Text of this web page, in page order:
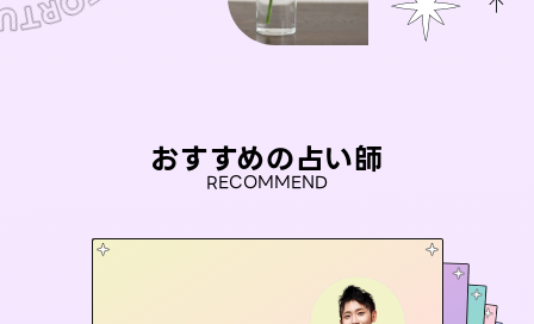
おすすめの占い師
RECOMMEND